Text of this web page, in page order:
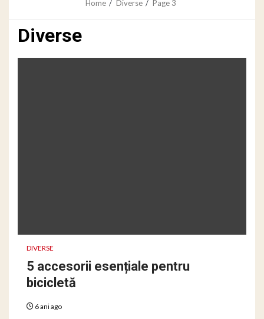
Home Diverse Page 3
Diverse
DIVERSE
5 accesorii esențiale pentru
bicicletă
6 ani ago